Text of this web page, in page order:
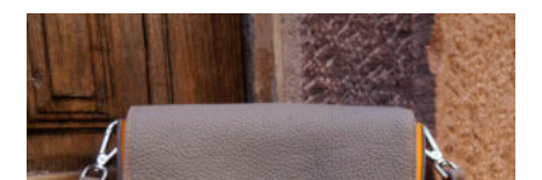
variations.
Les
options
peuvent
être